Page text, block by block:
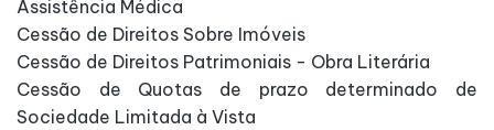
Assistência Médica
Cessão de Direitos Sobre Imóveis
Cessão de Direitos Patrimoniais - Obra Literária
Cessão de Quotas de prazo determinado de
Sociedade Limitada à Vista